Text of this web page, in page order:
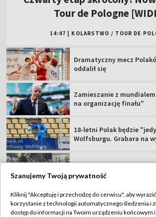
Zamieszanie z
na organizację finału"
Oto sędziowie meczów 3.
TVP
Szanujemy Twoją prywatność
Kliknij "Akceptuję i przechodzę do serwisu", aby
korzystanie z technologii automatycznego śledzenia i
dostęp do informacji na Twoim urządzeniu końcowym i